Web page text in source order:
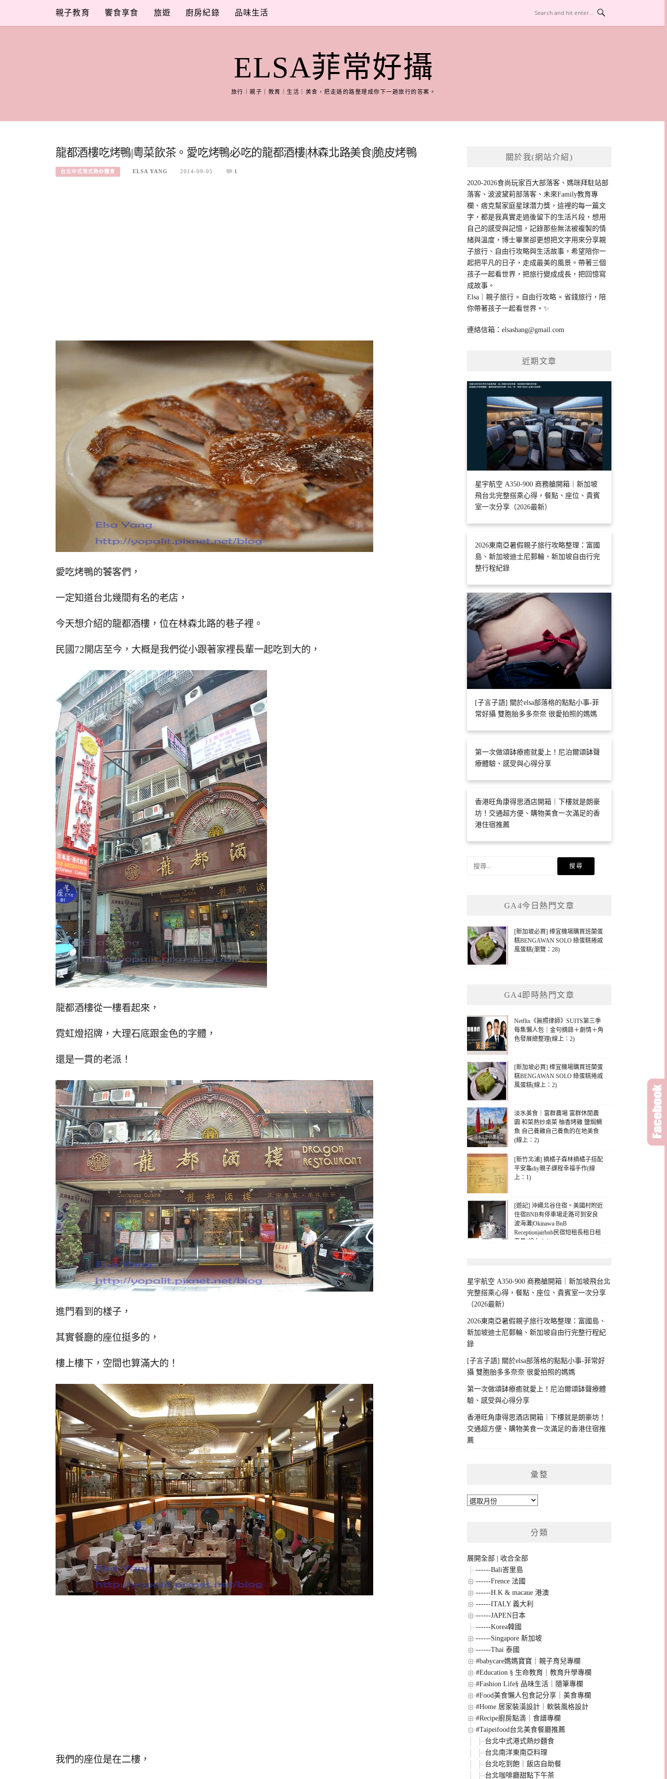
content
親子教育 饗食享食 旅遊 廚房紀錄 品味生活
ELSA菲常好攝
旅行｜親子｜教育｜生活｜美食，把走過的路整理成你下一趟旅行的答案。
龍都酒樓吃烤鴨|粵菜飲茶。愛吃烤鴨必吃的龍都酒樓|林森北路美食|脆皮烤鴨
台北中式港式熱炒麵食 ELSA YANG 2014-09-05 1
愛吃烤鴨的饕客們，
一定知道台北幾間有名的老店，
今天想介紹的龍都酒樓，位在林森北路的巷子裡。
民國72開店至今，大概是我們從小跟著家裡長輩一起吃到大的，
龍都酒樓從一樓看起來，
霓虹燈招牌，大理石底跟金色的字體，
還是一貫的老派！
進門看到的樣子，
其實餐廳的座位挺多的，
樓上樓下，空間也算滿大的！
我們的座位是在二樓，
關於我(網站介紹)
2020-2026食尚玩家百大部落客、媽咪拜駐站部
落客、波波黛莉部落客、未來Family教育專
欄、痞克幫家庭星球潛力獎，這裡的每一篇文
字，都是我真實走過後留下的生活片段，想用
自己的感受與記憶，記錄那些無法被複製的情
緒與溫度，博士畢業卻更想把文字用來分享親
子旅行、自由行攻略與生活故事，希望陪你一
起把平凡的日子，走成最美的風景。帶著三個
孩子一起看世界，把旅行變成成長，把回憶寫
成故事。
Elsa｜親子旅行 × 自由行攻略 × 省錢旅行，陪
你帶著孩子一起看世界。✨
連絡信箱：elsashang@gmail.com
近期文章
星宇航空 A350-900 商務艙開箱｜新加坡
飛台北完整搭乘心得，餐點、座位、貴賓
室一次分享（2026最新）
2026東南亞暑假親子旅行攻略整理：富國
島、新加坡迪士尼郵輪、新加坡自由行完
整行程紀錄
[子言子語] 關於elsa部落格的點點小事-菲
常好攝 雙胞胎多多奈奈 很愛拍照的媽媽
第一次做頌缽療癒就愛上！尼泊爾頌缽聲
療體驗、感受與心得分享
香港旺角康得思酒店開箱｜下樓就是朗豪
坊！交通超方便、購物美食一次滿足的香
港住宿推薦
GA4今日熱門文章
[新加坡必買] 樟宜機場購買班蘭蛋
糕BENGAWAN SOLO 綠蛋糕捲戚
風蛋糕(瀏覽：28)
GA4即時熱門文章
Netflix《無照律師》SUITS第三季
每集懶人包｜金句摘錄＋劇情＋角
色發展總整理(線上：2)
[新加坡必買] 樟宜機場購買班蘭蛋
糕BENGAWAN SOLO 綠蛋糕捲戚
風蛋糕(線上：2)
淡水美食｜富群農場 富群休閒農
園 和菜熱炒桌菜 柚香烤雞 鹽焗鯛
魚 自己養雞自己養魚的在地美食
(線上：2)
[新竹北浦] 摘橘子森林摘橘子搭配
平安龜diy親子課程幸福手作(線
上：1)
[遊記] 沖繩北谷住宿。美國村附近
住宿BNB有停車場走路可到安良
波海灘|Okinawa BnB
Reception|airbnb民宿短租長租日租
套房(線上：1)
星宇航空 A350-900 商務艙開箱｜新加坡飛台北
完整搭乘心得，餐點、座位、貴賓室一次分享
（2026最新）
2026東南亞暑假親子旅行攻略整理：富國島、
新加坡迪士尼郵輪、新加坡自由行完整行程紀
錄
[子言子語] 關於elsa部落格的點點小事-菲常好
攝 雙胞胎多多奈奈 很愛拍照的媽媽
第一次做頌缽療癒就愛上！尼泊爾頌缽聲療體
驗、感受與心得分享
香港旺角康得思酒店開箱｜下樓就是朗豪坊！
交通超方便、購物美食一次滿足的香港住宿推
薦
彙整
彙
分類
展開全部
收合全部
------Bali峇里島
------Frence 法國
------H.K & macaue 港澳
------ITALY 義大利
------JAPEN日本
------Korea韓國
------Singapore 新加坡
------Thai 泰國
#babycare媽媽寶寶｜親子育兒專欄
#Education § 生命教育｜教育升學專欄
#Fashion Life§ 品味生活｜隨筆專欄
#Food美食懶人包食記分享｜美食專欄
#Home 居家裝潢設計｜軟裝風格設計
#Recipe廚房點滴｜食譜專欄
#Taipeifood台北美食餐廳推薦
台北中式港式熱炒麵食
台北南洋東南亞料理
台北吃到飽｜飯店自助餐
台北咖啡廳甜點下午茶